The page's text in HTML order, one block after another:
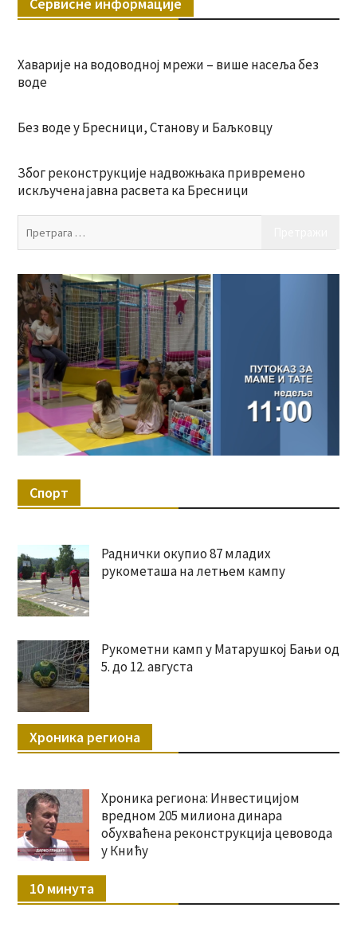
Сервисне информације
Хаварије на водоводној мрежи – више насеља без
воде
Без воде у Бресници, Станову и Баљковцу
Због реконструкције надвожњака привремено
искључена јавна расвета ка Бресници
Спорт
Раднички окупио 87 младих
рукометаша на летњем кампу
Рукометни камп у Матарушкој Бањи од
5. до 12. августа
Хроника региона
Хроника региона: Инвестицијом
вредном 205 милиона динара
обухваћена реконструкција цевовода
у Книћу
10 минута